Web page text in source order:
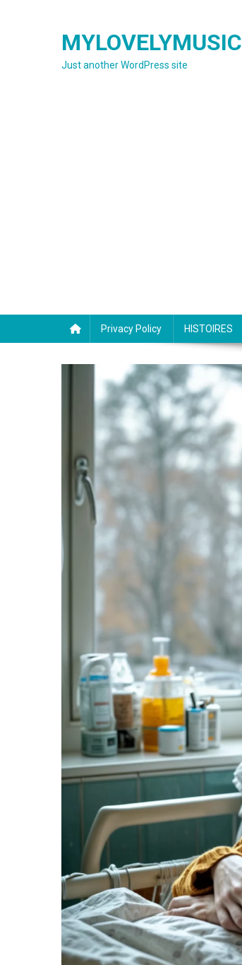
MYLOVELYMUSIC
Just another WordPress site
Privacy Policy HISTOIRES